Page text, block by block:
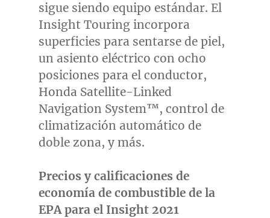
sigue siendo equipo estándar. El
Insight Touring incorpora
superficies para sentarse de piel,
un asiento eléctrico con ocho
posiciones para el conductor,
Honda Satellite-Linked
Navigation System™, control de
climatización automático de
doble zona, y más.
Precios y calificaciones de
economía de combustible de la
EPA para el Insight 2021